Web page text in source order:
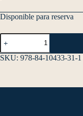
Disponible para reserva
SKU: 978-84-10433-31-1